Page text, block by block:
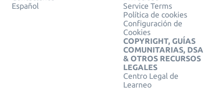
Español
Service Terms
Política de cookies
Configuración de
Cookies
COPYRIGHT, GUÍAS
COMUNITARIAS, DSA
& OTROS RECURSOS
LEGALES
Centro Legal de
Learneo